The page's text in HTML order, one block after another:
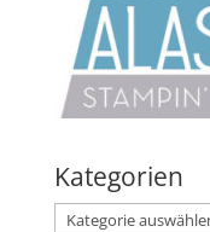
Kategorien
Kategorien